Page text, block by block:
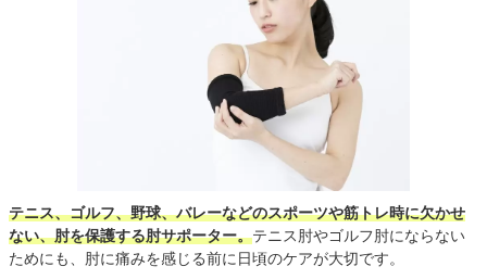
テニス、ゴルフ、野球、バレーなどのスポーツや筋トレ時に欠かせ
ない、肘を保護する肘サポーター。テニス肘やゴルフ肘にならない
ためにも、肘に痛みを感じる前に日頃のケアが大切です。